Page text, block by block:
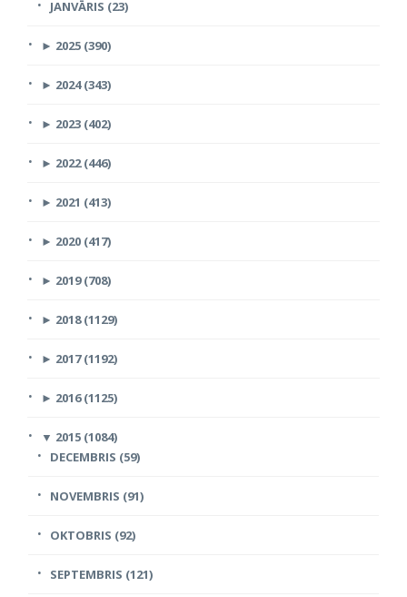
JANVĀRIS (23)
► 2025 (390)
► 2024 (343)
► 2023 (402)
► 2022 (446)
► 2021 (413)
► 2020 (417)
► 2019 (708)
► 2018 (1129)
► 2017 (1192)
► 2016 (1125)
▼ 2015 (1084)
DECEMBRIS (59)
NOVEMBRIS (91)
OKTOBRIS (92)
SEPTEMBRIS (121)